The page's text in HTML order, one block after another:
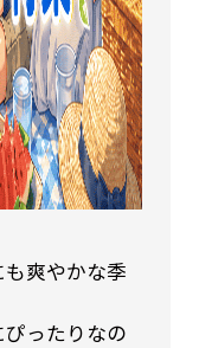
爽やかな季
ったりなの